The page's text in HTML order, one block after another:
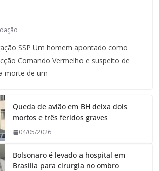
SSP Um homem apontado como
Comando Vermelho e suspeito de
morte de um
Queda de avião em BH deixa dois
mortos e três feridos graves
04/05/2026
Bolsonaro é levado a hospital em
Brasília para cirurgia no ombro